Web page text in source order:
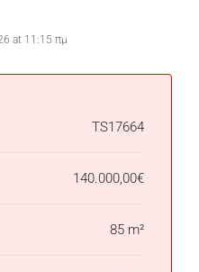
at 11:15 πμ
TS17664
140.000,00€
85 m²